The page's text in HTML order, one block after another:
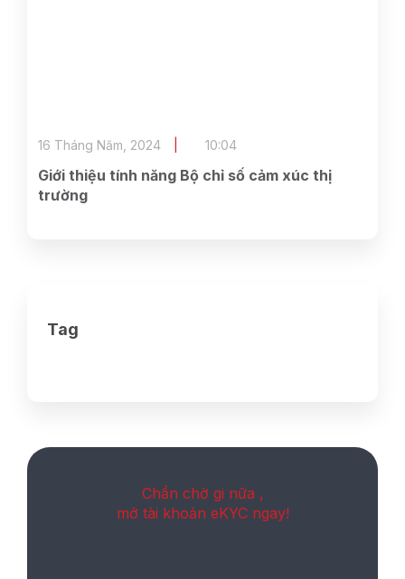
Giới thiệu tính năng Bộ chỉ số cảm xúc thị
trường
16 Tháng Năm, 2024 10:04
Tag
Chần chờ gi nữa ,
mở tài khoản eKYC ngay!